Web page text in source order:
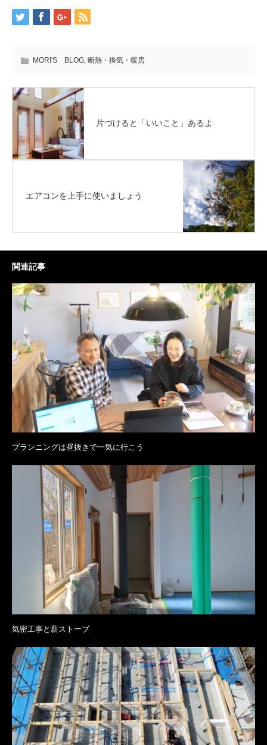
MORI'S BLOG, 断熱・換気・暖房
片づけると「いいこと」あるよ
エアコンを上手に使いましょう
関連記事
プランニングは昼抜きで一気に行こう
気密工事と薪ストーブ